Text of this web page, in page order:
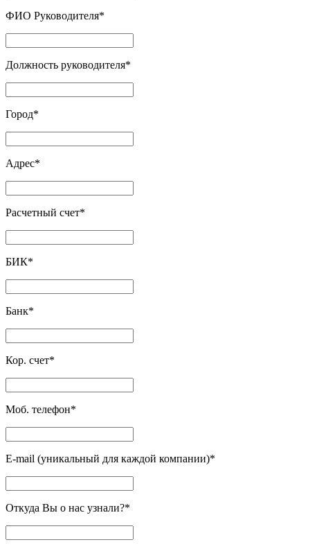
ФИО Руководителя*
Должность руководителя*
Город*
Адрес*
Расчетный счет*
БИК*
Банк*
Кор. счет*
Моб. телефон*
E-mail (уникальный для каждой компании)*
Откуда Вы о нас узнали?*